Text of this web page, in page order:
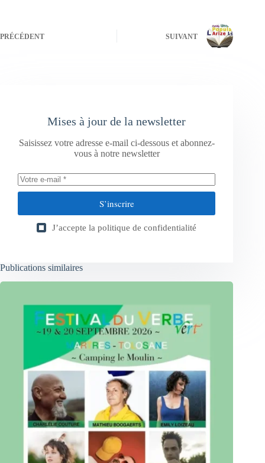
PRÉCÉDENT SUIVANT
Mises à jour de la newsletter
Saisissez votre adresse e-mail ci-dessous et abonnez-
vous à notre newsletter
S’inscrire
J’accepte la politique de confidentialité
Publications similaires